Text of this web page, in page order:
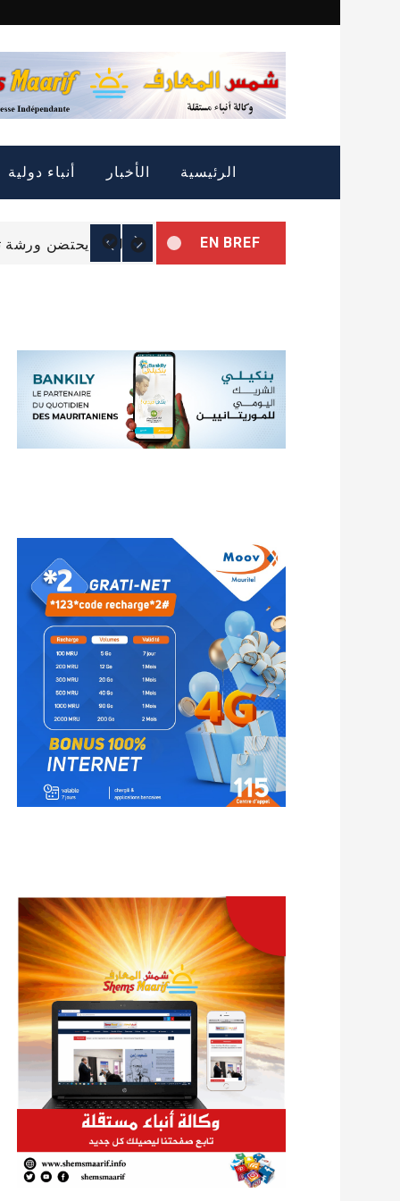
content
الرئيسية الأخبار أنباء دولية
EN BREF
التمييز الإيجابي:
الرئيس غزواني يتوجه
البرلمان يحتضن ورشة